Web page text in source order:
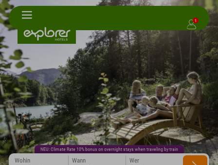
1
NEU: Climate Rate 10% bonus on overnight stays when traveling by train
Wohin Wann Wer